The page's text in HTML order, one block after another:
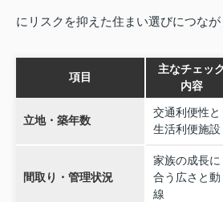
にリスクを抑えた住まい選びにつなが
項目
主なチェック
内容
立地・築年数
交通利便性と
生活利便施設
間取り・管理状況
家族の成長に
合う広さと動
線